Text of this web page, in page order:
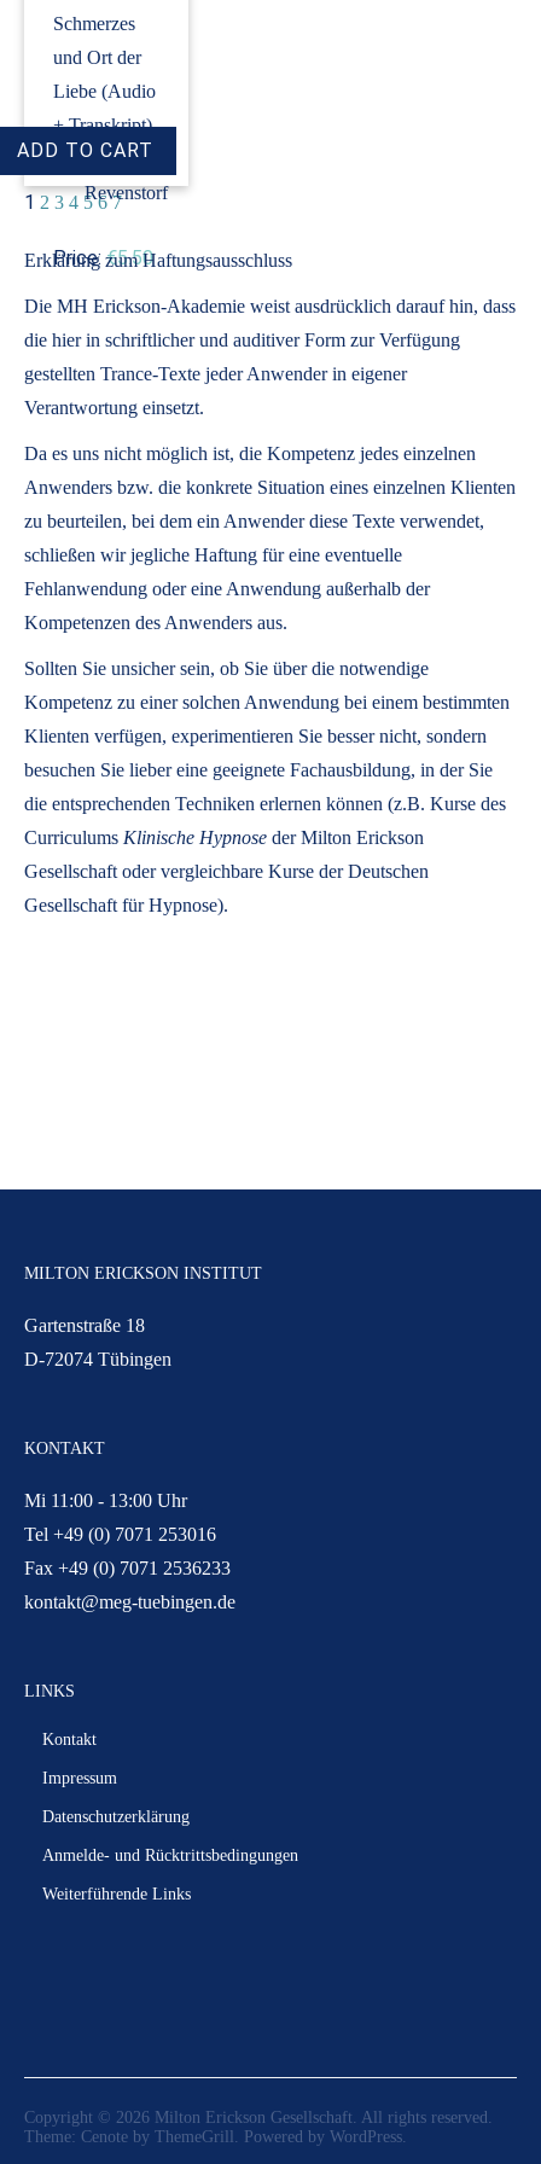
Schmerzes
und Ort der
Liebe (Audio
+ Transkript)
›Dirk
Revenstorf
Price: €5.50
1 2 3 4 5 6 7
Erklärung zum Haftungsausschluss
Die MH Erickson-Akademie weist ausdrücklich darauf hin, dass
die hier in schriftlicher und auditiver Form zur Verfügung
gestellten Trance-Texte jeder Anwender in eigener
Verantwortung einsetzt.
Da es uns nicht möglich ist, die Kompetenz jedes einzelnen
Anwenders bzw. die konkrete Situation eines einzelnen Klienten
zu beurteilen, bei dem ein Anwender diese Texte verwendet,
schließen wir jegliche Haftung für eine eventuelle
Fehlanwendung oder eine Anwendung außerhalb der
Kompetenzen des Anwenders aus.
Sollten Sie unsicher sein, ob Sie über die notwendige
Kompetenz zu einer solchen Anwendung bei einem bestimmten
Klienten verfügen, experimentieren Sie besser nicht, sondern
besuchen Sie lieber eine geeignete Fachausbildung, in der Sie
die entsprechenden Techniken erlernen können (z.B. Kurse des
Curriculums Klinische Hypnose der Milton Erickson
Gesellschaft oder vergleichbare Kurse der Deutschen
Gesellschaft für Hypnose).
MILTON ERICKSON INSTITUT
Gartenstraße 18
D-72074 Tübingen
KONTAKT
Mi 11:00 - 13:00 Uhr
Tel +49 (0) 7071 253016
Fax +49 (0) 7071 2536233
kontakt@meg-tuebingen.de
LINKS
Kontakt
Impressum
Datenschutzerklärung
Anmelde- und Rücktrittsbedingungen
Weiterführende Links
Copyright © 2026 Milton Erickson Gesellschaft. All rights reserved.
Theme: Cenote by ThemeGrill. Powered by WordPress.